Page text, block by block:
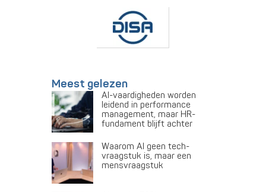
Meest gelezen
AI-vaardigheden worden
leidend in performance
management, maar HR-
fundament blijft achter
Waarom AI geen tech-
vraagstuk is, maar een
mensvraagstuk